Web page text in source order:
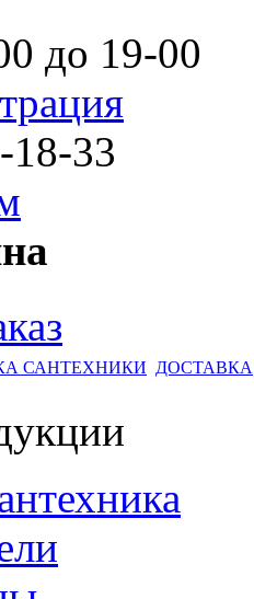
до 19-00
18-33
САНТЕХНИКИ ДОСТАВКА